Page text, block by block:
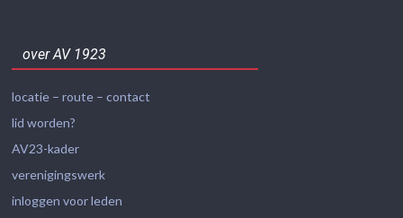
over AV 1923
locatie – route – contact
lid worden?
AV23-kader
verenigingswerk
inloggen voor leden